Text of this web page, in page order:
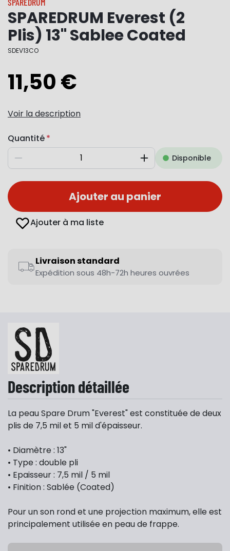
SPAREDRUM Everest (2
Plis) 13" Sablee Coated
SDEV13CO
11,50 €
Voir la description
Quantité
Diminuer AugmenterDisponible
Ajouter au panier
Ajouter à ma liste
Livraison standard
Expédition sous 48h-72h heures ouvrées
Description détaillée
La peau Spare Drum "Everest" est constituée de deux
plis de 7,5 mil et 5 mil d'épaisseur.
• Diamètre : 13"
• Type : double pli
• Epaisseur : 7,5 mil / 5 mil
• Finition : Sablée (Coated)
Pour un son rond et une projection maximum, elle est
principalement utilisée en peau de frappe.